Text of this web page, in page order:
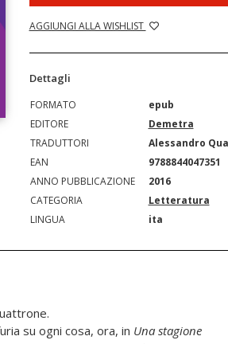
AGGIUNGI ALLA WISHLIST
Dettagli
FORMATO
epub
EDITORE
Demetra
TRADUTTORI
Alessandro
EAN
9788844047351
ANNO PUBBLICAZIONE
2016
CATEGORIA
Letteratura
LINGUA
ita
su ogni cosa, ora, in Una stagione